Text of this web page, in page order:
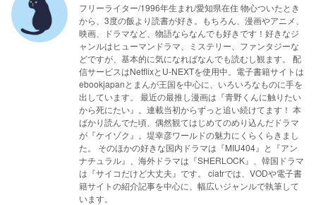
フリーライター/1996年生まれ/愛知県在住 物心ついたとき
から、3度の飯より読書が好き。もちろん、漫画やアニメ、
映画、ドラマなど、物語ならなんでも好きです！好きなジ
ャンルはヒューマンドラマ、ミステリー、ファンタジーな
どですが、基本的に気になればなんでも読むし観ます。 配
信サービスはNetflixとU-NEXTを使用中。電子書籍サイトは
ebookjapanとまんが王国を中心に、いろいろなものに手を
出しています。 最近の最推し漫画は『青野くんに触りたい
から死にたい』。連載当初からずっと追い続けてます！ 本
ばかり読んでた頃、偶然観てはじめてのめり込んだドラマ
が『ケイゾク』。堤幸彦ワールドの魅力にくらくらきまし
た。 そのほかの好きな国内ドラマは『MIU404』と『アン
ナチュラル』、海外ドラマは『SHERLOCK』、韓国ドラマ
は『サイコだけど大丈夫』です。 ciatrでは、VODや電子書
籍サイトの紹介記事を中心に、幅広いジャンルで執筆して
います。